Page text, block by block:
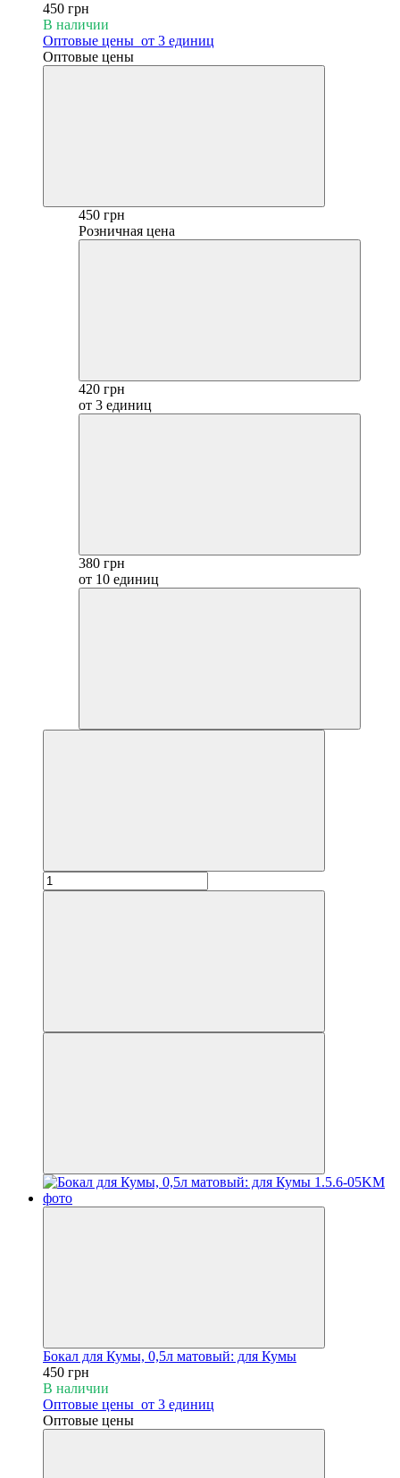
450 грн
В наличии
Оптовые цены от 3 единиц
Оптовые цены
450 грн
Розничная цена
420 грн
от 3 единиц
380 грн
от 10 единиц
Бокал для Кумы, 0,5л матовый: для Кумы
450 грн
В наличии
Оптовые цены от 3 единиц
Оптовые цены